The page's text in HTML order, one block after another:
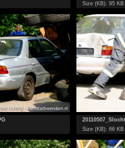
Size (KB): 95 KB
Size (KB): 66 KB